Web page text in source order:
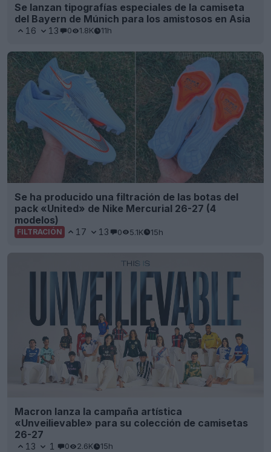
Se lanzan tipografías especiales de la camiseta
del Bayern de Múnich para los amistosos en Asia
16 13 0 1.8K 11h
Se ha producido una filtración de las botas del
pack «United» de Nike Mercurial 26-27 (4
modelos)
FILTRACIÓN 17 13 0 5.1K 15h
Macron lanza la campaña artística
«Unveilievable» para su colección de camisetas
26-27
13 1 0 2.6K 15h